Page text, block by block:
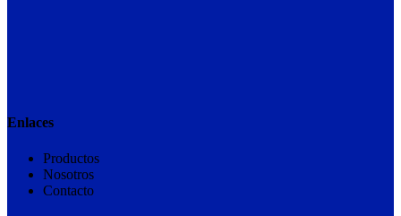
Enlaces
Productos
Nosotros
Contacto